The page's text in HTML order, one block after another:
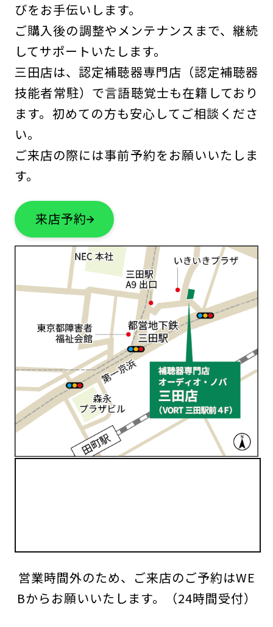
びをお手伝いします。
ご購入後の調整やメンテナンスまで、継続
してサポートいたします。
三田店は、認定補聴器専門店（認定補聴器
技能者常駐）で言語聴覚士も在籍しており
ます。初めての方も安心してご相談くださ
い。
ご来店の際には事前予約をお願いいたしま
す。
来店予約
営業時間外のため、ご来店のご予約はWE
Bからお願いいたします。（24時間受付）